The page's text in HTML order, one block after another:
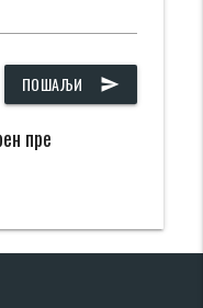
ПОШАЉИ send
пре